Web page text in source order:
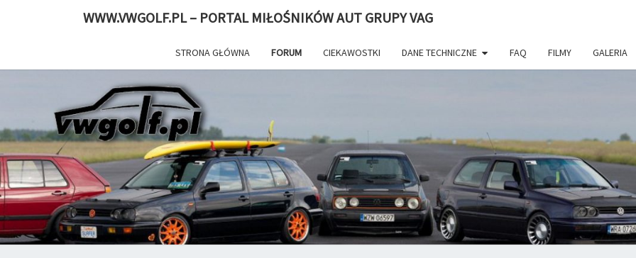
WWW.VWGOLF.PL – PORTAL MIŁOŚNIKÓW AUT GRUPY VAG
STRONA GŁÓWNA FORUM CIEKAWOSTKI DANE TECHNICZNE FAQ FILMY GALERIA
–
Volkswagen
Golf. Portal
I Forum
Fanów VW.
Najlepsze
Porady
Zdjęcia